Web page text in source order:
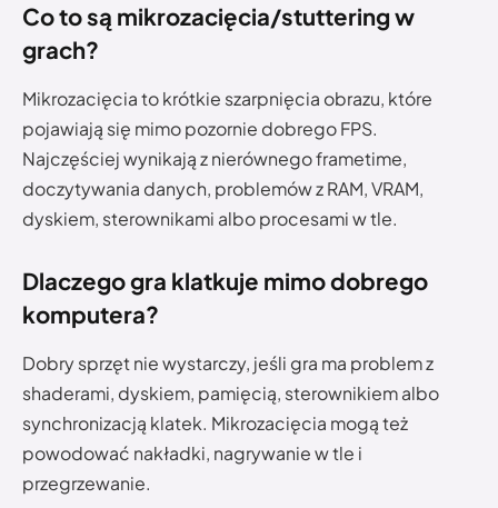
Co to są mikrozacięcia/stuttering w
grach?
Mikrozacięcia to krótkie szarpnięcia obrazu, które
pojawiają się mimo pozornie dobrego FPS.
Najczęściej wynikają z nierównego frametime,
doczytywania danych, problemów z RAM, VRAM,
dyskiem, sterownikami albo procesami w tle.
Dlaczego gra klatkuje mimo dobrego
komputera?
Dobry sprzęt nie wystarczy, jeśli gra ma problem z
shaderami, dyskiem, pamięcią, sterownikiem albo
synchronizacją klatek. Mikrozacięcia mogą też
powodować nakładki, nagrywanie w tle i
przegrzewanie.